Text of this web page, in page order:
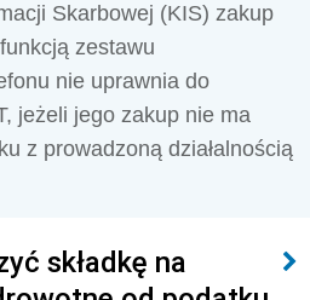
Skarbowej (KIS) zakup
zestawu
nie uprawnia do
jeżeli jego zakup nie ma
z prowadzoną działalnością
składkę na